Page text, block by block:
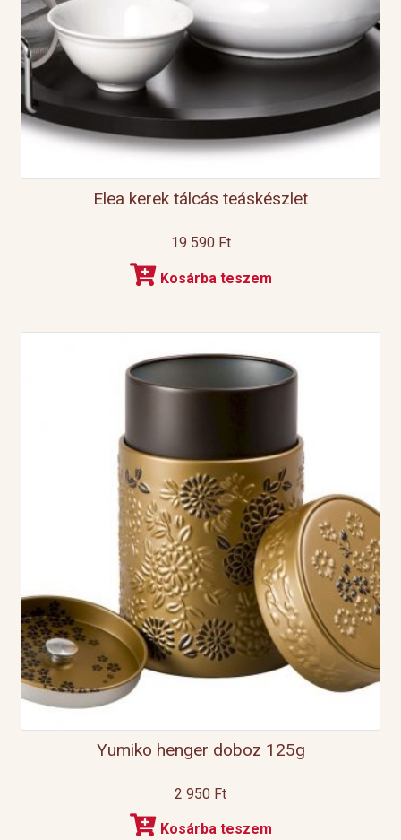
Elea kerek tálcás teáskészlet
19 590 Ft
Kosárba teszem
Yumiko henger doboz 125g
2 950 Ft
Kosárba teszem